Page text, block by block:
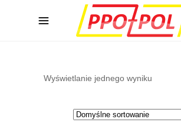
Wyświetlanie jednego wyniku